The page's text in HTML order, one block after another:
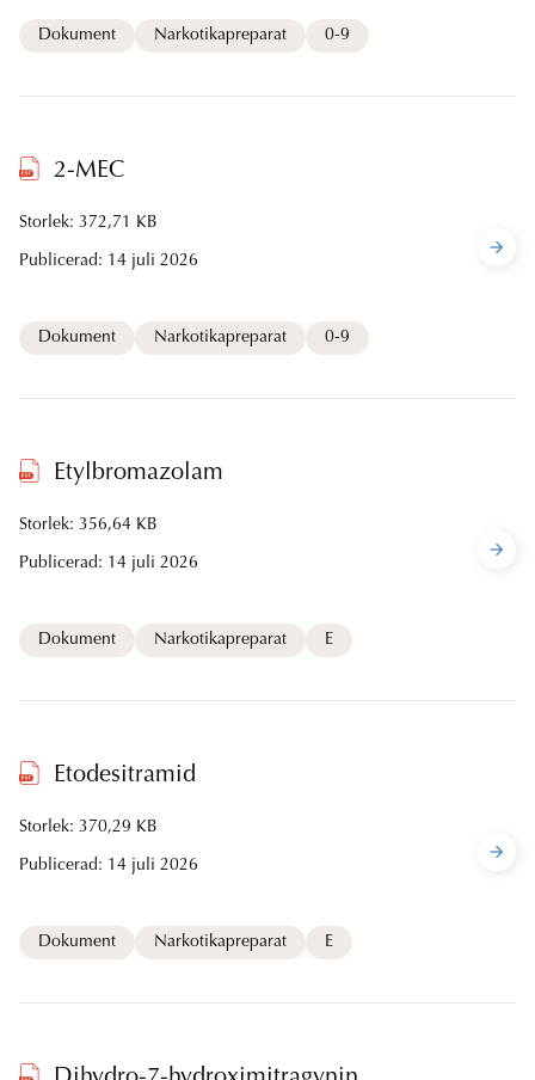
Dokument Narkotikapreparat 0-9
2-MEC
Storlek: 372,71 KB
Publicerad: 14 juli 2026
Dokument Narkotikapreparat 0-9
Etylbromazolam
Storlek: 356,64 KB
Publicerad: 14 juli 2026
Dokument Narkotikapreparat E
Etodesitramid
Storlek: 370,29 KB
Publicerad: 14 juli 2026
Dokument Narkotikapreparat E